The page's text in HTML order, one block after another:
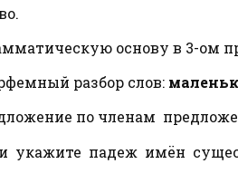
основу в 3-ом
разбор слов:
по членам
укажите падеж имён